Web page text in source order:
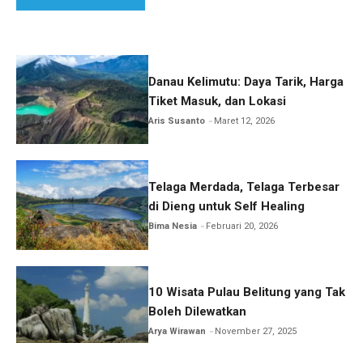
Danau Kelimutu: Daya Tarik, Harga
Tiket Masuk, dan Lokasi
Aris Susanto Maret 12, 2026
Telaga Merdada, Telaga Terbesar
di Dieng untuk Self Healing
Bima Nesia Februari 20, 2026
10 Wisata Pulau Belitung yang Tak
Boleh Dilewatkan
Arya Wirawan November 27, 2025